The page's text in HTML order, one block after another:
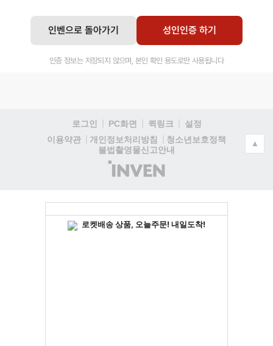
인벤으로 돌아가기 성인인증 하기
인증 정보는 저장되지 않으며, 본인 확인 용도로만 사용됩니다
로그인 PC화면 퀵링크
설정
이용약관
개인정보처리방침
청소년보호정책
불법촬영물신고안내
(주)
인
▲